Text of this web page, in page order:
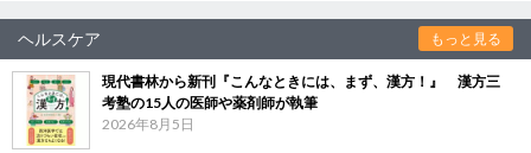
ヘルスケア もっと見る
現代書林から新刊『こんなときには、まず、漢方！』 漢方三
考塾の15人の医師や薬剤師が執筆
2026年8月5日